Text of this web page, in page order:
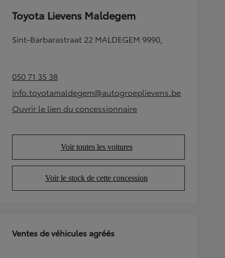
Toyota Lievens Maldegem
Sint-Barbarastraat 22 MALDEGEM 9990,
050 71 35 38(Opens in new tab)
info.toyotamaldegem@autogroeplievens.be
(Opens in new tab)
Ouvrir le lien du concessionnaire
(Opens in new tab)
Voir toutes les voitures
(Opens in new tab)
Voir le stock de cette concession
(Opens in new tab)
Ventes de véhicules agréés